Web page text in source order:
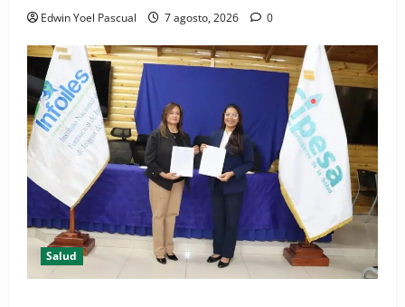
Edwin Yoel Pascual 7 agosto, 2026 0
Salud